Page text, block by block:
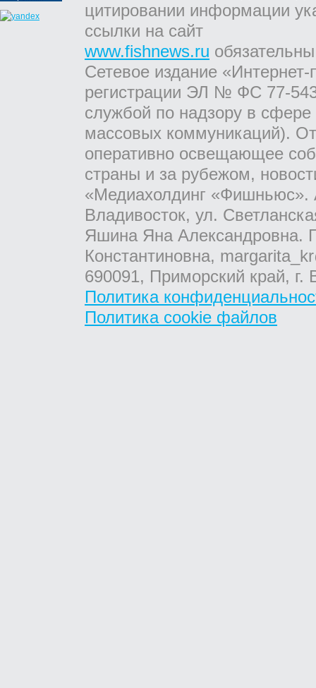
цитировании информации
ссылки на сайт
www.fishnews.ru
Сетевое издание
регистрации ЭЛ № ФС 77-
службой по надзору в
массовых коммуникаций).
оперативно освещающее
страны и за рубежом,
«Медиахолдинг «Фишньюс».
Владивосток, ул.
Яшина Яна Александровна.
Константиновна,
690091, Приморский край,
Политика
Политика cookie файлов